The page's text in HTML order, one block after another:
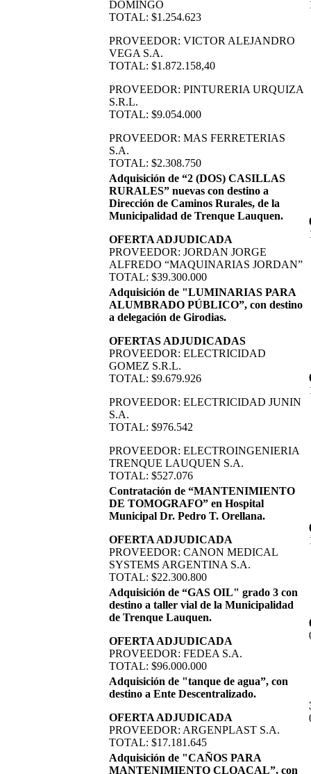
DOMINGO
TOTAL: $1.254.623
PROVEEDOR: VICTOR ALEJANDRO
VEGA S.A.
TOTAL: $1.872.158,40
PROVEEDOR: PINTURERIA URQUIZA
S.R.L.
TOTAL: $9.054.000
PROVEEDOR: MAS FERRETERIAS
S.A.
TOTAL: $2.308.750
Adquisición de “2 (DOS) CASILLAS
RURALES” nuevas con destino a
Dirección de Caminos Rurales, de la
Municipalidad de Trenque Lauquen.
OFERTA ADJUDICADA
PROVEEDOR: JORDAN JORGE
ALFREDO “MAQUINARIAS JORDAN”
TOTAL: $39.300.000
Adquisición de "LUMINARIAS PARA
ALUMBRADO PÚBLICO”, con destino
a delegación de Girodias.
OFERTAS ADJUDICADAS
PROVEEDOR: ELECTRICIDAD
GOMEZ S.R.L.
TOTAL: $9.679.926
PROVEEDOR: ELECTRICIDAD JUNIN
S.A.
TOTAL: $976.542
PROVEEDOR: ELECTROINGENIERIA
TRENQUE LAUQUEN S.A.
TOTAL: $527.076
Contratación de “MANTENIMIENTO
DE TOMOGRAFO” en Hospital
Municipal Dr. Pedro T. Orellana.
OFERTA ADJUDICADA
PROVEEDOR: CANON MEDICAL
SYSTEMS ARGENTINA S.A.
TOTAL: $22.300.800
Adquisición de “GAS OIL" grado 3 con
destino a taller vial de la Municipalidad
de Trenque Lauquen.
OFERTA ADJUDICADA
PROVEEDOR: FEDEA S.A.
TOTAL: $96.000.000
Adquisición de "tanque de agua”, con
destino a Ente Descentralizado.
OFERTA ADJUDICADA
PROVEEDOR: ARGENPLAST S.A.
TOTAL: $17.181.645
Adquisición de "CAÑOS PARA
MANTENIMIENTO CLOACAL”, con